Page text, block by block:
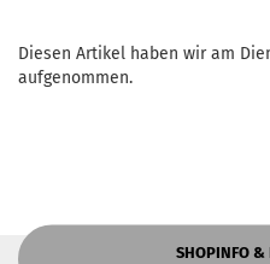
Diesen Artikel haben wir am
aufgenommen.
SHOPINFO &